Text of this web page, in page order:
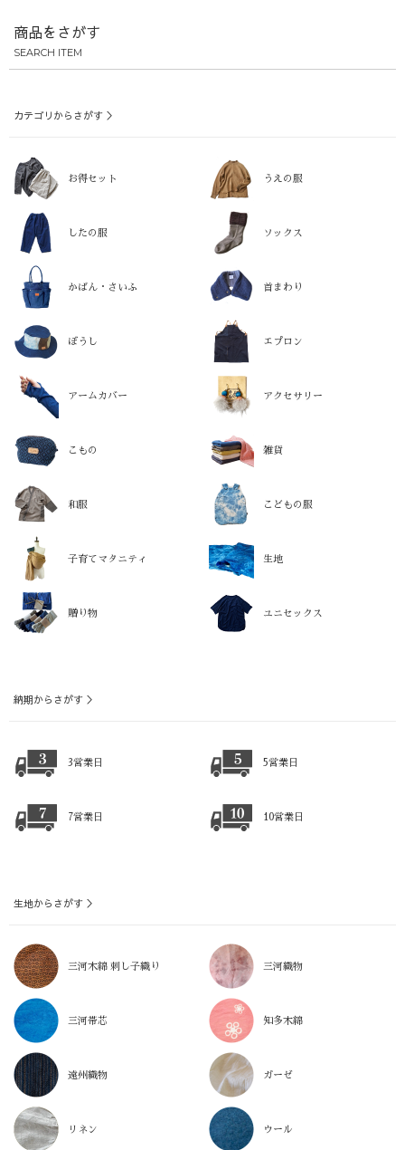
商品をさがす
SEARCH ITEM
カテゴリからさがす ＞
お得セット うえの服
したの服 ソックス
かばん・さいふ 首まわり
ぼうし エプロン
アームカバー アクセサリー
こもの 雑貨
和服 こどもの服
子育てマタニティ 生地
贈り物 ユニセックス
納期からさがす ＞
3営業日 5営業日
7営業日 10営業日
生地からさがす ＞
三河木綿 刺し子織り 三河織物
三河帯芯 知多木綿
遠州織物 ガーゼ
リネン ウール